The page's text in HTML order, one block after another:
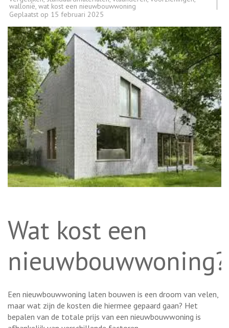
wallonië, wat kost een nieuwbouwwoning
Geplaatst op 15 februari 2025
Wat kost een
nieuwbouwwoning?
Een nieuwbouwwoning laten bouwen is een droom van velen,
maar wat zijn de kosten die hiermee gepaard gaan? Het
bepalen van de totale prijs van een nieuwbouwwoning is